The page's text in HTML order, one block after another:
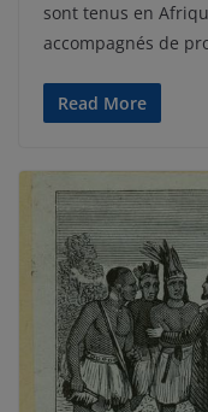
sont tenus en
accompagnés de
Read More